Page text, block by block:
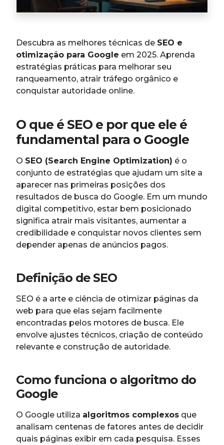
Descubra as melhores técnicas de SEO e
otimização para Google em 2025. Aprenda
estratégias práticas para melhorar seu
ranqueamento, atrair tráfego orgânico e
conquistar autoridade online.
O que é SEO e por que ele é
fundamental para o Google
O SEO (Search Engine Optimization) é o
conjunto de estratégias que ajudam um site a
aparecer nas primeiras posições dos
resultados de busca do Google. Em um mundo
digital competitivo, estar bem posicionado
significa atrair mais visitantes, aumentar a
credibilidade e conquistar novos clientes sem
depender apenas de anúncios pagos.
Definição de SEO
SEO é a arte e ciência de otimizar páginas da
web para que elas sejam facilmente
encontradas pelos motores de busca. Ele
envolve ajustes técnicos, criação de conteúdo
relevante e construção de autoridade.
Como funciona o algoritmo do
Google
O Google utiliza algoritmos complexos que
analisam centenas de fatores antes de decidir
quais páginas exibir em cada pesquisa. Esses